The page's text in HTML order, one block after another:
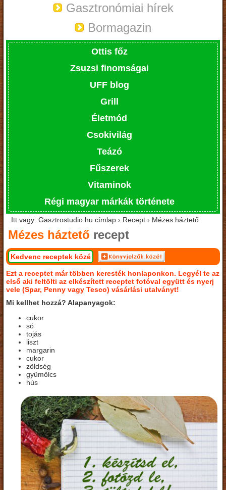
Gasztronómiai hírek
Bormagazin
Ottis főz
Zsuzsi finomságai
UFF blog
Grill
Életmód
Csokivilág
Teázó
Fűszerek
Vitaminok
Régi magyar márkák története
Itt vagy: Gasztrostudio.hu címlap › Recept › Mézes háztető
Mézes háztető recept
Kedvenc receptek közé
Ezt a receptet már többen keresték honlaponkon. Legyél te az
első aki feltölti az elkészített receptet fotóval együtt és nyerj
vele (Spar, Penny vagy Tesco) vásárlási utalványt!
Mi kellhet hozzá? Alapanyagok:
cukor
só
tojás
liszt
margarin
cukor
zöldség
gyümölcs
hús